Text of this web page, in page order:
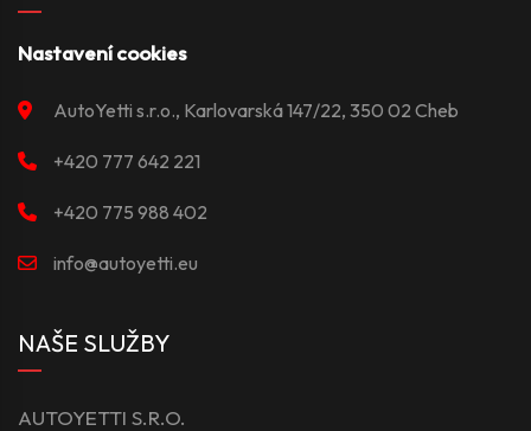
Nastavení cookies
AutoYetti s.r.o., Karlovarská 147/22, 350 02 Cheb
+420 777 642 221
+420 775 988 402
info@autoyetti.eu
NAŠE SLUŽBY
AUTOYETTI S.R.O.